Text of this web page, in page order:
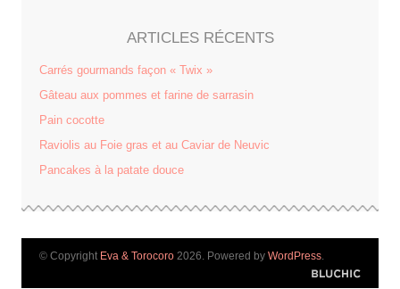
ARTICLES RÉCENTS
Carrés gourmands façon « Twix »
Gâteau aux pommes et farine de sarrasin
Pain cocotte
Raviolis au Foie gras et au Caviar de Neuvic
Pancakes à la patate douce
© Copyright Eva & Torocoro 2026. Powered by WordPress